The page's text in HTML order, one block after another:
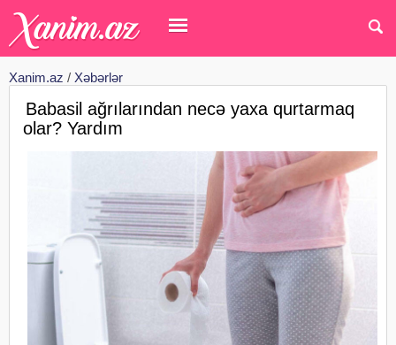
Xanim.az / Xəbərlər
Babasil ağrılarından necə yaxa qurtarmaq
olar? Yardım